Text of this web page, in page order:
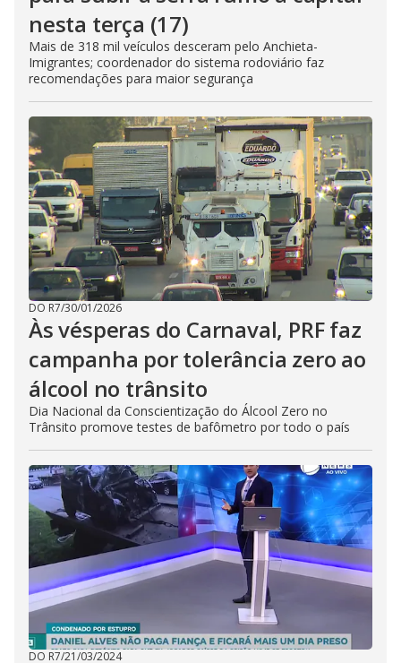
nesta terça (17)
Mais de 318 mil veículos desceram pelo Anchieta-
Imigrantes; coordenador do sistema rodoviário faz
recomendações para maior segurança
DO R7/30/01/2026
Às vésperas do Carnaval, PRF faz
campanha por tolerância zero ao
álcool no trânsito
Dia Nacional da Conscientização do Álcool Zero no
Trânsito promove testes de bafômetro por todo o país
DO R7/21/03/2024